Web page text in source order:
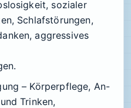
sozialer
Schlafstörungen,
aggressives
– Körperpflege, An-
Trinken,